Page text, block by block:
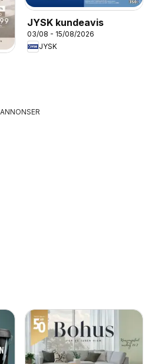
JYSK kundeavis
03/08 - 15/08/2026
JYSK
ANNONSER